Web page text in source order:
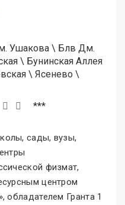
Ушакова \ Блв Дм.
\ Бунинская Аллея
\ Ясенево \
***
физмат,
центром
», обладателем Гранта 1